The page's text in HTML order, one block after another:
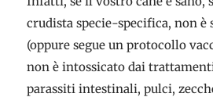
crudista specie-specifica, non è
(oppure segue un protocollo
non è intossicato dai
parassiti intestinali, pulci,